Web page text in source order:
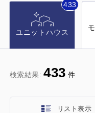
店舗
勉強部屋・子供部屋
ユニットハウス
433
検索結果: 433 件
リスト表示